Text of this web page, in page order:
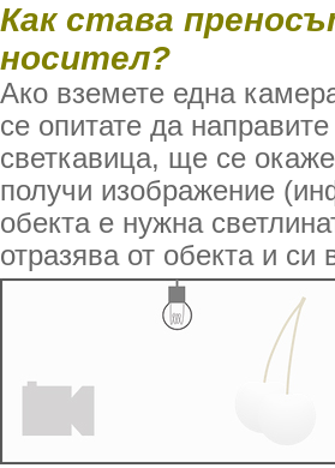
Как става
носител?
Ако вземете една
се опитате да
светкавица, ще се
получи изображение
обекта е нужна
отразява от обекта и